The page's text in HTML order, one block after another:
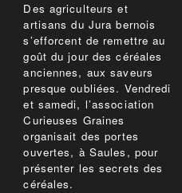
Des agriculteurs et
artisans du Jura bernois
s’efforcent de remettre au
goût du jour des céréales
anciennes, aux saveurs
presque oubliées. Vendredi
et samedi, l’association
Curieuses Graines
organisait des portes
ouvertes, à Saules, pour
présenter les secrets des
céréales.